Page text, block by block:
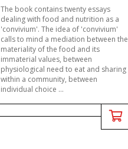
The book contains twenty essays
dealing with food and nutrition as a
'convivium'. The idea of 'convivium'
calls to mind a mediation between the
materiality of the food and its
immaterial values, between
physiological need to eat and sharing
within a community, between
individual choice ...